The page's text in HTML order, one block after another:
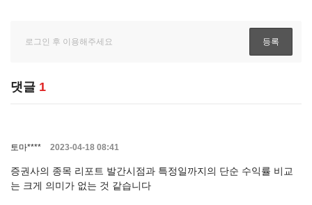
댓글 1
토마**** 2023-04-18 08:41
증권사의 종목 리포트 발간시점과 특정일까지의 단순 수익률 비교
는 크게 의미가 없는 것 같습니다